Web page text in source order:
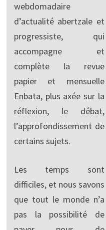
webdomadaire
d’actualité abertzale et
progressiste, qui
accompagne et
complète la revue
papier et mensuelle
Enbata, plus axée sur la
réflexion, le débat,
l’approfondissement de
certains sujets.
Les temps sont
difficiles, et nous savons
que tout le monde n’a
pas la possibilité de